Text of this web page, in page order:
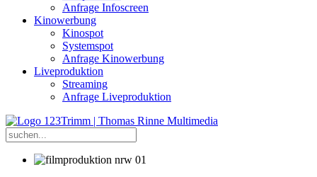
Anfrage Infoscreen
Kinowerbung
Kinospot
Systemspot
Anfrage Kinowerbung
Liveproduktion
Streaming
Anfrage Liveproduktion